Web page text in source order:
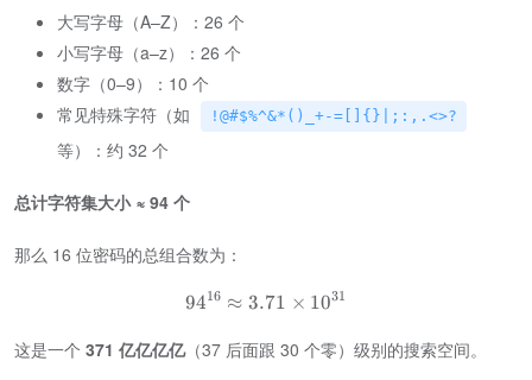
大写字母（A–Z）：26 个
小写字母（a–z）：26 个
数字（0–9）：10 个
常见特殊字符（如
!@#$%^&*()_+-=[]{}|;:,.<>?
等）：约 32 个
总计字符集大小 ≈ 94 个
那么 16 位密码的总组合数为：
9416 ≈ 3.71 × 1031
这是一个 ​ 371 亿亿亿亿​（37 后面跟 30 个零）级别的搜索空间。